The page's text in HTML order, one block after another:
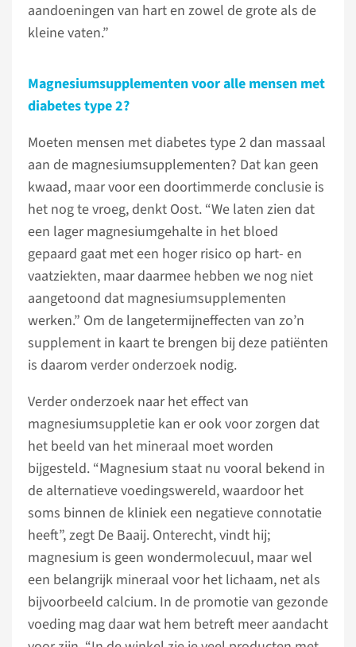
aandoeningen van hart en zowel de grote als de
kleine vaten.”
Magnesiumsupplementen voor alle mensen met
diabetes type 2?
Moeten mensen met diabetes type 2 dan massaal
aan de magnesiumsupplementen? Dat kan geen
kwaad, maar voor een doortimmerde conclusie is
het nog te vroeg, denkt Oost. “We laten zien dat
een lager magnesiumgehalte in het bloed
gepaard gaat met een hoger risico op hart- en
vaatziekten, maar daarmee hebben we nog niet
aangetoond dat magnesiumsupplementen
werken.” Om de langetermijneffecten van zo’n
supplement in kaart te brengen bij deze patiënten
is daarom verder onderzoek nodig.
Verder onderzoek naar het effect van
magnesiumsuppletie kan er ook voor zorgen dat
het beeld van het mineraal moet worden
bijgesteld. “Magnesium staat nu vooral bekend in
de alternatieve voedingswereld, waardoor het
soms binnen de kliniek een negatieve connotatie
heeft”, zegt De Baaij. Onterecht, vindt hij;
magnesium is geen wondermolecuul, maar wel
een belangrijk mineraal voor het lichaam, net als
bijvoorbeeld calcium. In de promotie van gezonde
voeding mag daar wat hem betreft meer aandacht